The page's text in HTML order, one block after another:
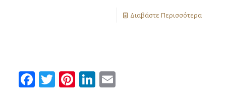
Διαβάστε Περισσότερα
Facebook
Twitter
Pinterest
LinkedIn